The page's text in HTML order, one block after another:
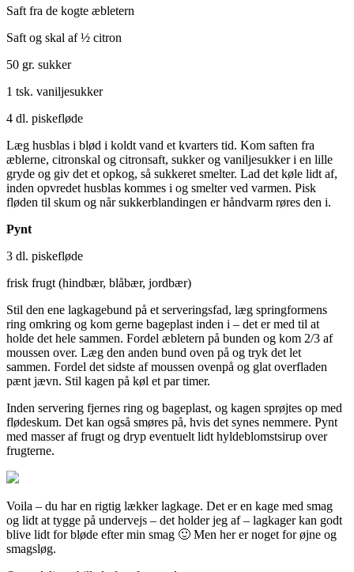
Saft fra de kogte æbletern
Saft og skal af ½ citron
50 gr. sukker
1 tsk. vaniljesukker
4 dl. piskefløde
Læg husblas i blød i koldt vand et kvarters tid. Kom saften fra
æblerne, citronskal og citronsaft, sukker og vaniljesukker i en lille
gryde og giv det et opkog, så sukkeret smelter. Lad det køle lidt af,
inden opvredet husblas kommes i og smelter ved varmen. Pisk
fløden til skum og når sukkerblandingen er håndvarm røres den i.
Pynt
3 dl. piskefløde
frisk frugt (hindbær, blåbær, jordbær)
Stil den ene lagkagebund på et serveringsfad, læg springformens
ring omkring og kom gerne bageplast inden i – det er med til at
holde det hele sammen. Fordel æbletern på bunden og kom 2/3 af
moussen over. Læg den anden bund oven på og tryk det let
sammen. Fordel det sidste af moussen ovenpå og glat overfladen
pænt jævn. Stil kagen på køl et par timer.
Inden servering fjernes ring og bageplast, og kagen sprøjtes op med
flødeskum. Det kan også smøres på, hvis det synes nemmere. Pynt
med masser af frugt og dryp eventuelt lidt hyldeblomstsirup over
frugterne.
Voila – du har en rigtig lækker lagkage. Det er en kage med smag
og lidt at tygge på undervejs – det holder jeg af – lagkager kan godt
blive lidt for bløde efter min smag 🙂 Men her er noget for øjne og
smagsløg.